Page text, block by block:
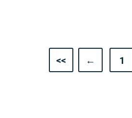
<< ← 1